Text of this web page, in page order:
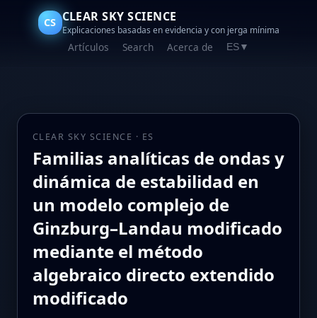
CS CLEAR SKY SCIENCE
Explicaciones basadas en evidencia y con jerga mínima
Artículos Search Acerca de ES ▼
CLEAR SKY SCIENCE · ES
Familias analíticas de ondas y
dinámica de estabilidad en
un modelo complejo de
Ginzburg–Landau modificado
mediante el método
algebraico directo extendido
modificado